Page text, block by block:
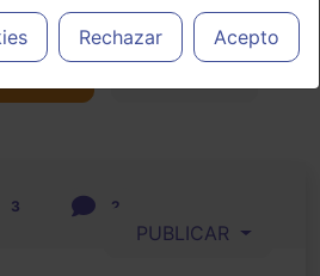
medicamentos y decidir, en
más adecuado a las
Rechazar Acepto
|Psiquiatría
3 2
PUBLICAR